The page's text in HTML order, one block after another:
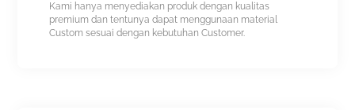
Kami hanya menyediakan produk dengan kualitas
premium dan tentunya dapat menggunaan material
Custom sesuai dengan kebutuhan Customer.